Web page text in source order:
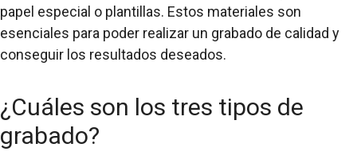
papel especial o plantillas. Estos materiales son
esenciales para poder realizar un grabado de calidad y
conseguir los resultados deseados.
¿Cuáles son los tres tipos de
grabado?